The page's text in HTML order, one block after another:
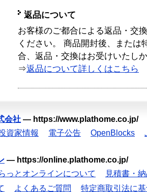
返品について
お客様のご都合による返品・交
ください。 商品開封後、または
合、返品・交換はお受けいたし
⇒返品について詳しくはこちら
会社 — https://www.plathome.co.jp/
資家情報 電子公告 OpenBlocks
— https://online.plathome.co.jp/
っとオンラインについて
見積書・
よくあるご質問
特定商取引法に